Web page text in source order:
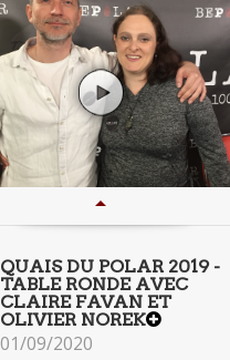
QUAIS DU POLAR 2019 -
TABLE RONDE AVEC
CLAIRE FAVAN ET
OLIVIER NOREK
01/09/2020